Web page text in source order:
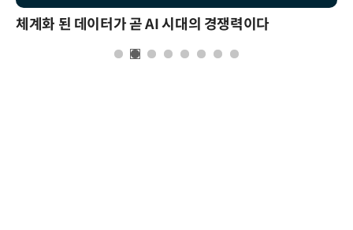
체계화 된 데이터가 곧 AI 시대의 경쟁력이다